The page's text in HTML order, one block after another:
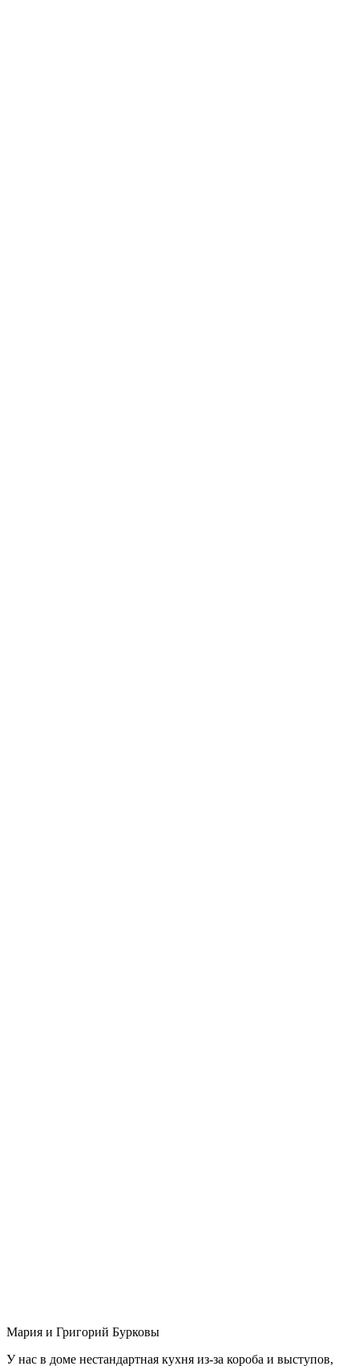
Мария и Григорий Бурковы
У нас в доме нестандартная кухня из-за короба и выступов,